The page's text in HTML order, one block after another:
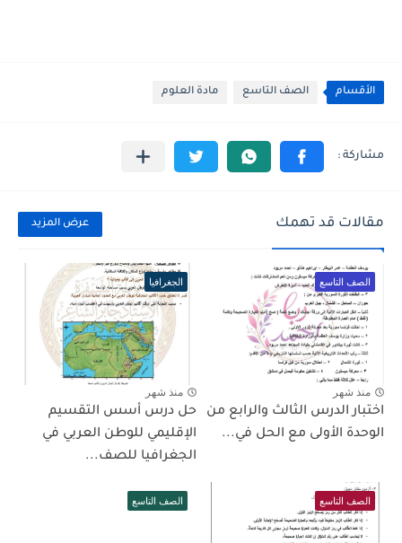
الأقسام الصف التاسع مادة العلوم
مقالات قد تهمك عرض المزيد
الصف التاسع
منذ شهر
اختبار الدرس الثالث والرابع من
الوحدة الأولى مع الحل في...
الجغرافيا
منذ شهر
حل درس أسس التقسيم
الإقليمي للوطن العربي في
الجغرافيا للصف...
الصف التاسع الصف التاسع